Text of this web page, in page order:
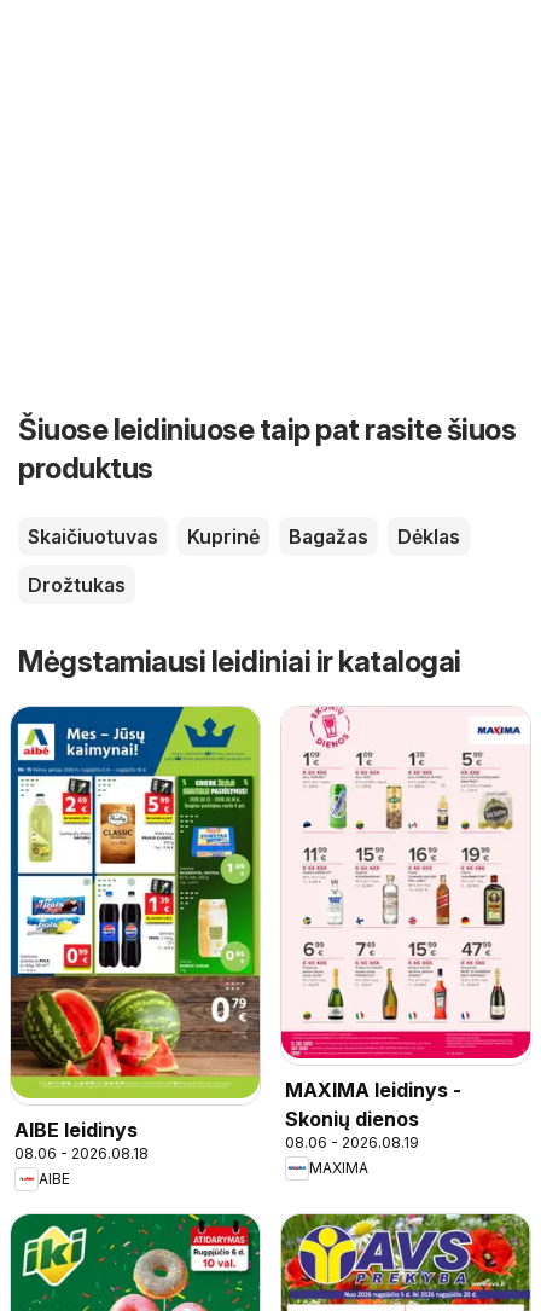
Šiuose leidiniuose taip pat rasite šiuos
produktus
Skaičiuotuvas Kuprinė Bagažas
Dėklas
Drožtukas
Mėgstamiausi leidiniai ir katalogai
AIBE leidinys
08.06 - 2026.08.18
AIBE
MAXIMA leidinys -
Skonių dienos
08.06 - 2026.08.19
MAXIMA